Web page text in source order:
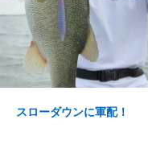
スローダウンに軍配！